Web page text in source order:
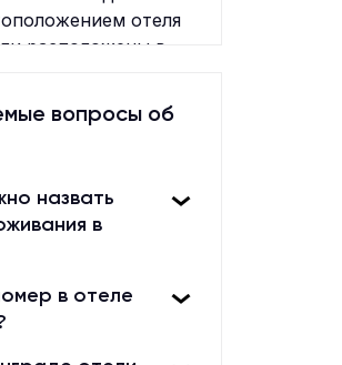
отеля
расположены в
В центре внимания
находится
лучшие
спортивные
место для тех,
активный отдых в
хороший
только
вопросы об
назвать
в
в отеле